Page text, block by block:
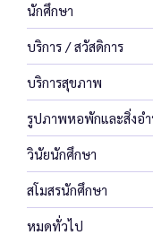
นักศึกษา
บริการ / สวัสดิการ
บริการสุขภาพ
รูปภาพหอพักและสิ่งอ
วินัยนักศึกษา
สโมสรนักศึกษา
หมดทั่วไป